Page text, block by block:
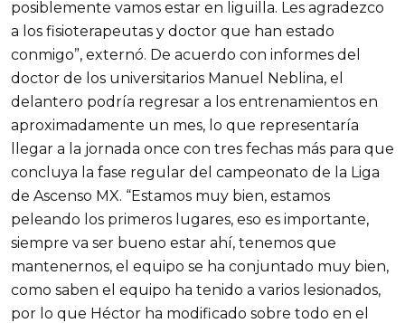
posiblemente vamos estar en liguilla. Les agradezco
a los fisioterapeutas y doctor que han estado
conmigo”, externó. De acuerdo con informes del
doctor de los universitarios Manuel Neblina, el
delantero podría regresar a los entrenamientos en
aproximadamente un mes, lo que representaría
llegar a la jornada once con tres fechas más para que
concluya la fase regular del campeonato de la Liga
de Ascenso MX. “Estamos muy bien, estamos
peleando los primeros lugares, eso es importante,
siempre va ser bueno estar ahí, tenemos que
mantenernos, el equipo se ha conjuntado muy bien,
como saben el equipo ha tenido a varios lesionados,
por lo que Héctor ha modificado sobre todo en el